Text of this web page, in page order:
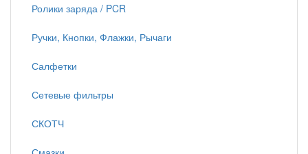
Ролики заряда / PCR
Ручки, Кнопки, Флажки, Рычаги
Салфетки
Сетевые фильтры
СКОТЧ